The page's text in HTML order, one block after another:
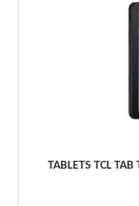
TABLETS TCL